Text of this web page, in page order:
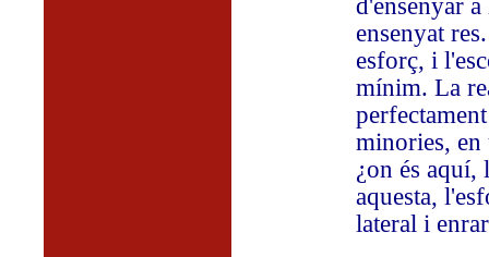
ensenyat
esforç, i
mínim. La
minories, en
¿on és aquí,
aquesta,
lateral i